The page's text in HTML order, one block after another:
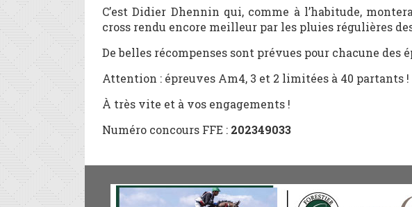
C’est Didier Dhennin qui, comme à l’habitude,
cross rendu encore meilleur par les pluies régulières
De belles récompenses sont prévues pour chacune des
Attention : épreuves Am4, 3 et 2 limitées à 40 partants !
À très vite et à vos engagements !
Numéro concours FFE : 202349033